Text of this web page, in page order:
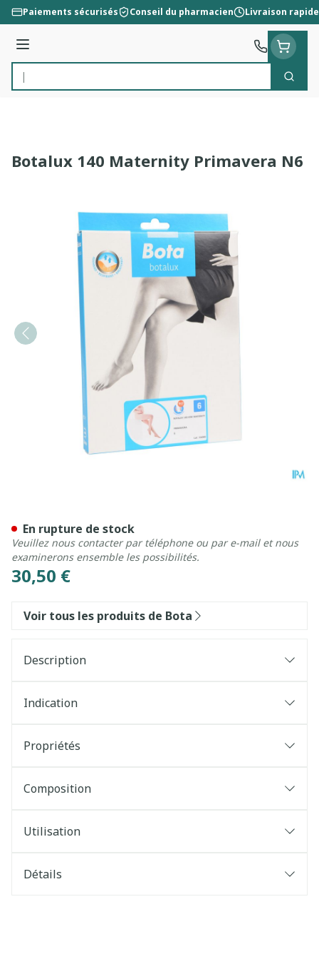
Aller au contenu
Paiements sécurisés Conseil du pharmacien Livraison rapide
Menu
Rechercher
Botalux 140 Maternity Primavera N6
30,50 €
En rupture de stock
Veuillez nous contacter par téléphone ou par e-mail et nous
examinerons ensemble les possibilités.
Voir tous les produits de Bota
Description
Indication
Propriétés
Composition
Utilisation
Détails